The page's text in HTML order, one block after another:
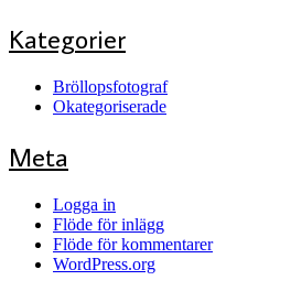
Kategorier
Bröllopsfotograf
Okategoriserade
Meta
Logga in
Flöde för inlägg
Flöde för kommentarer
WordPress.org